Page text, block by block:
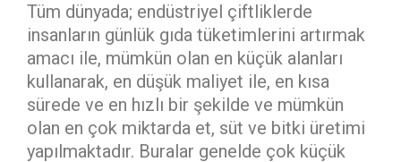
Tüm dünyada; endüstriyel çiftliklerde
insanların günlük gıda tüketimlerini artırmak
amacı ile, mümkün olan en küçük alanları
kullanarak, en düşük maliyet ile, en kısa
sürede ve en hızlı bir şekilde ve mümkün
olan en çok miktarda et, süt ve bitki üretimi
yapılmaktadır. Buralar genelde çok küçük